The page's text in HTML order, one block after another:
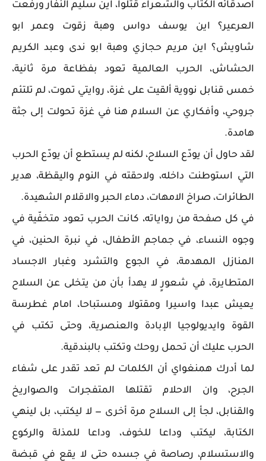
اصدقائه الكتاب والشعراء قتلوا، اين سليم النفار ورفعت
العرعير؟ اين يوسف دواس وهبة زقوت وعمر ابو
شاويش؟ اين مريم حجازي وهبة ابو ندى وعبد الكريم
الحشاش، الحرب العالمية تعود بفظاعة مرة ثانية،
خمس قنابل نووية ألقيت على غزة، روايتي تموت، لم تلتئم
جروحي، وأفكاري عن السلام هنا في غزة تحولت إلى جثة
هامدة.
لقد حاول أن يودّع السلاح، لكنه لم يستطع أن يودّع الحرب
التي استوطنت داخله، ولاحقته في النوم واليقظة، هدير
الطائرات، صراخ الامهات، دماء الحبر والاقلام الشهيدة.
في كل صفحة من رواياته، كانت الحرب تعود متخفّية في
وجوه النساء، في جماجم الأطفال، في نبرة الحنين، في
المنازل المهدمة، في الجوع والتشرد وغبار الاجساد
المتطايرة، في شعورٍ لا يهدأ بأن من يتخلى عن السلاح
يعيش عبدا واسيرا ومقتولا ومستباحا، امام غطرسة
القوة وايديولوجيا الإبادة والعنصرية، وحتى تكتب في
الحرب عليك أن تحمل روحك وتكتب بالبندقية.
لما أدرك همنغواي أن الكلمات لم تعد تقدر على شفاء
الجرح، وان الاحلام تقتلها المتفجرات والصواريخ
والقنابل، لجأ إلى السلاح مرة أخرى — لا ليكتب، بل لينهي
الكتابة، ليكتب وداعا للخوف، وداعا للمذلة والركوع
والاستسلام، رصاصة في جسده حتى لا يقع في قبضة